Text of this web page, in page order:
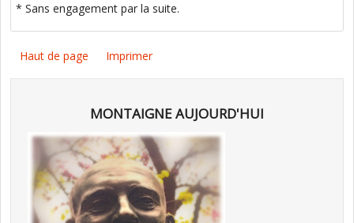
* Sans engagement par la suite.
Haut de page Imprimer
MONTAIGNE AUJOURD'HUI